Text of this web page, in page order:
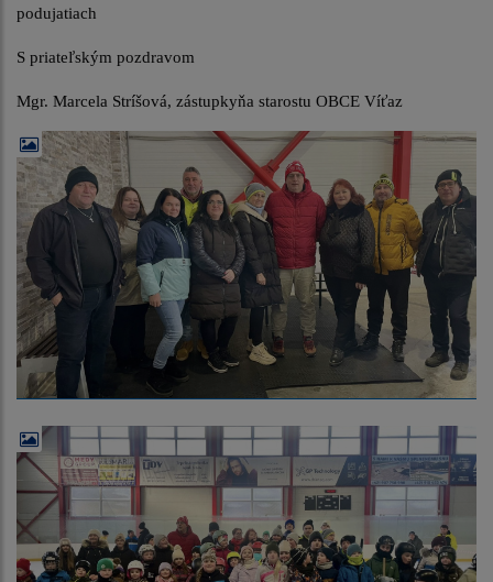
podujatiach
S priateľským pozdravom
Mgr. Marcela Stríšová, zástupkyňa starostu OBCE Víťaz